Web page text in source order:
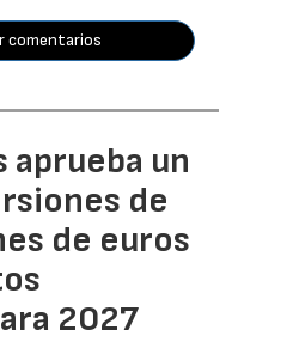
comentarios
un
de
de euros
2027